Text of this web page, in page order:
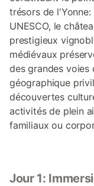
trésors de
UNESCO, le
prestigieux
médiévaux
des grandes
géographique
découvertes
activités de plein
familiaux ou
Jour 1: